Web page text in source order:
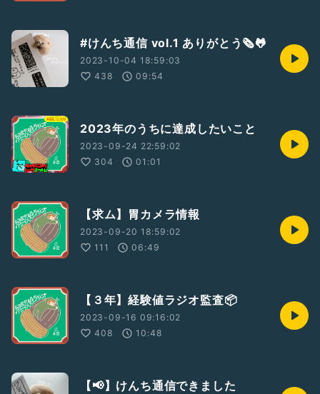
#けんち通信 vol.1 ありがとう🗞🐸
2023-10-04 18:59:03
438
09:54
2023年のうちに達成したいこと
2023-09-24 22:59:02
304
01:01
【求ム】胃カメラ情報
2023-09-20 18:59:02
111
06:49
【３年】経験値ラジオ監査📦
2023-09-16 09:16:02
408
10:48
【📢】けんち通信できました